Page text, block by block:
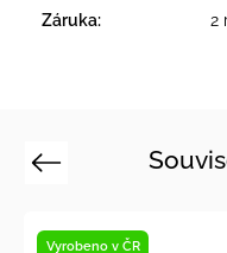
Záruka: 2
Previous
Vyrobeno v ČR